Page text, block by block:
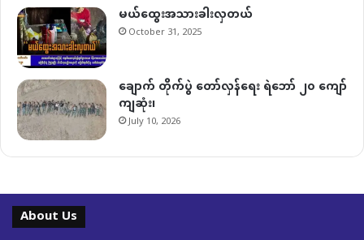
မယ်ထွေးအသားခါးလှတယ်
October 31, 2025
ချောက် တိုက်ပွဲ တော်လှန်ရေး ရဲဘော် ၂၀ ကျော်
ကျဆုံး၊
July 10, 2026
About Us